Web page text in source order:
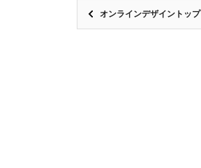
オンラインデザイントップ